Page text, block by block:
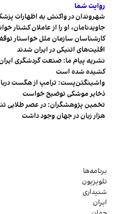
روایت شما
شهروندان در واکنش به اظهارات
جاویدنامان، او را از عاملان کشتار
کارشناسان سازمان ملل خواستار
اقلیت‌های اتنیکی در ایران شدند
نشریه پیام ما: صنعت گردشگری
کشیده شده است
واشینگتن‌پست: ترامپ از هگست
ذخایر موشکی توضیح خواست
هزار زبان در جهان وجود داشت
برنامه‌ها
تلویزیون
شنیداری
ایران